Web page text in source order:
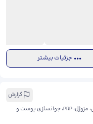
جزئیات بیشتر
گزارش
کلینیک زیبایی هانیل؛ ارائه خدمات بوتاکس، فیلر، مزوتراپی، مزوژل، PRP، جوانسازی پوست و